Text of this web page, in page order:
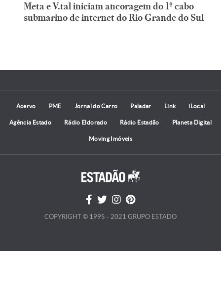
Meta e V.tal iniciam ancoragem do 1º cabo
submarino de internet do Rio Grande do Sul
Acervo PME Jornal do Carro Paladar Link iLocal
Agência Estado Rádio Eldorado Rádio Estadão Planeta Digital
Moving Imóveis
COPYRIGHT © 1995 - 2021 GRUPO ESTADO